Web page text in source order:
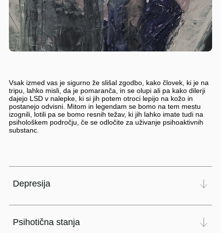
Vsak izmed vas je sigurno že slišal zgodbo, kako človek, ki je na
tripu, lahko misli, da je pomaranča, in se olupi ali pa kako dilerji
dajejo LSD v nalepke, ki si jih potem otroci lepijo na kožo in
postanejo odvisni. Mitom in legendam se bomo na tem mestu
izognili, lotili pa se bomo resnih težav, ki jih lahko imate tudi na
psihološkem področju, če se odločite za uživanje psihoaktivnih
substanc.
Depresija
Psihotična stanja